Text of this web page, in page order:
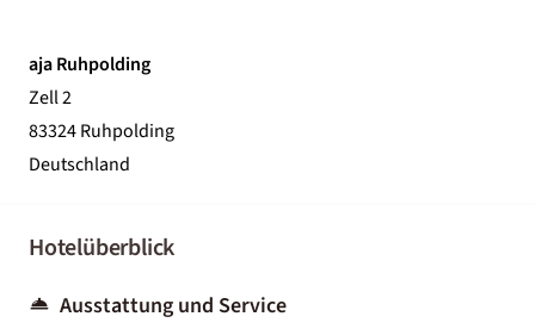
aja Ruhpolding
Zell 2
83324 Ruhpolding
Deutschland
Hotelüberblick
Ausstattung und Service